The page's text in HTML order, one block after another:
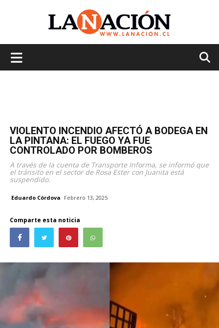
VIOLENTO INCENDIO AFECTÓ A BODEGA EN
LA PINTANA: EL FUEGO YA FUE
CONTROLADO POR BOMBEROS
A través de la cuenta de Transporte Informa, se informó que
el tránsito en el sector de Rosa Ester con Juanita está
suspendido.
Eduardo Córdova Febrero 13, 2025
Comparte esta noticia